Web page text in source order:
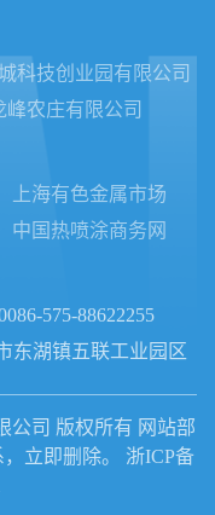
科技创业园有限公司
峰农庄有限公司
上海有色金属市场
中国热喷涂商务网
575-88622255
东湖镇五联工业园区
公司 版权所有 网站部
立即删除。 浙ICP备